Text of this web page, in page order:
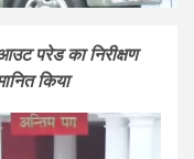
परेड का निरीक्षण
किया